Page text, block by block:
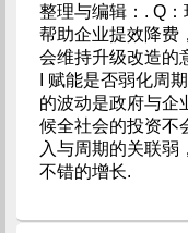
整理与编辑：. Q
帮助企业提效降费
会维持升级改造的
I 赋能是否弱化周
的波动是政府与企
候全社会的投资不
入与周期的关联弱
不错的增长.